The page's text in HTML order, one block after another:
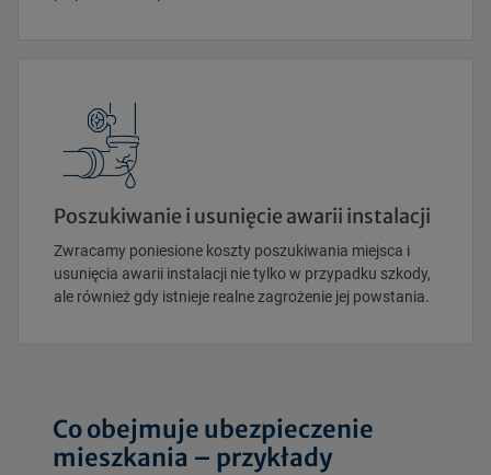
Poszukiwanie i usunięcie awarii instalacji
Zwracamy poniesione koszty poszukiwania miejsca i
usunięcia awarii instalacji nie tylko w przypadku szkody,
ale również gdy istnieje realne zagrożenie jej powstania.
Co obejmuje ubezpieczenie
mieszkania – przykłady